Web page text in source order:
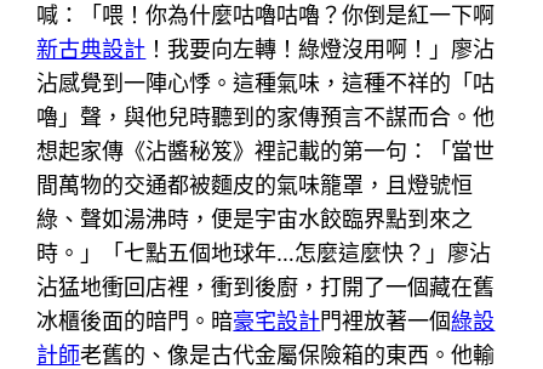
喊：「喂！你為什麼咕嚕咕嚕？你倒是紅一下啊
新古典設計 ！我要向左轉！綠燈沒用啊！」廖沾
沾感覺到一陣心悸。這種氣味，這種不祥的「咕
嚕」聲，與他兒時聽到的家傳預言不謀而合。他
想起家傳《沾醬秘笈》裡記載的第一句：「當世
間萬物的交通都被麵皮的氣味籠罩，且燈號恒
綠、聲如湯沸時，便是宇宙水餃臨界點到來之
時。」「七點五個地球年…怎麼這麼快？」廖沾
沾猛地衝回店裡，衝到後廚，打開了一個藏在舊
冰櫃後面的暗門。暗豪宅設計門裡放著一個綠設
計師老舊的、像是古代金屬保險箱的東西。他輸